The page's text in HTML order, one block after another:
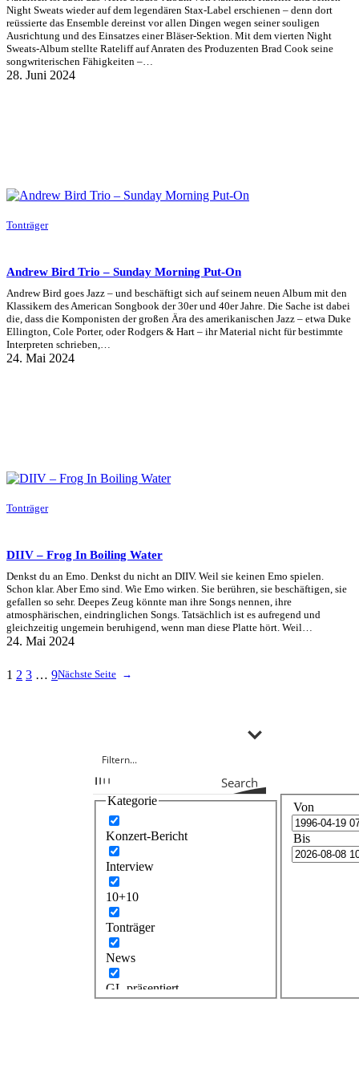
Night Sweats wieder auf dem legendären Stax-Label erschienen – denn dort
reüssierte das Ensemble dereinst vor allen Dingen wegen seiner souligen
Ausrichtung und des Einsatzes einer Bläser-Sektion. Mit dem vierten Night
Sweats-Album stellte Rateliff auf Anraten des Produzenten Brad Cook seine
songwriterischen Fähigkeiten –…
28. Juni 2024
Tonträger
Andrew Bird Trio – Sunday Morning Put-On
Andrew Bird goes Jazz – und beschäftigt sich auf seinem neuen Album mit den
Klassikern des American Songbook der 30er und 40er Jahre. Die Sache ist dabei
die, dass die Komponisten der großen Ära des amerikanischen Jazz – etwa Duke
Ellington, Cole Porter, oder Rodgers & Hart – ihr Material nicht für bestimmte
Interpreten schrieben,…
24. Mai 2024
Tonträger
DIIV – Frog In Boiling Water
Denkst du an Emo. Denkst du nicht an DIIV. Weil sie keinen Emo spielen.
Schon klar. Aber Emo sind. Wie Emo wirken. Sie berühren, sie beschäftigen, sie
gefallen so sehr. Deepes Zeug könnte man ihre Songs nennen, ihre
atmosphärischen, eindringlichen Songs. Tatsächlich ist es aufregend und
gleichzeitig ungemein beruhigend, wenn man diese Platte hört. Weil…
24. Mai 2024
1 2 3 … 9Nächste Seite →
Search
Kategorie
Konzert-Bericht
Interview
10+10
Tonträger
News
GL präsentiert
Von
Bis